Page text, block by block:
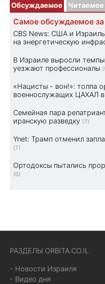
Обсуждаемое Читаемое
Самое обсуждаемое
CBS News: США и
на энергетическую
В Израиле выросли
уезжают профессионалы
«Нацисты - вон!»: толпа
военнослужащих ЦАХАЛ
Семейная пара
иранскую разведку (7)
Ynet: Трамп отменил
(7)
Ортодоксы пытались
(6)
РАЗДЕЛЫ ORBITA.CO.IL
- Новости Израиля
- Видео дня